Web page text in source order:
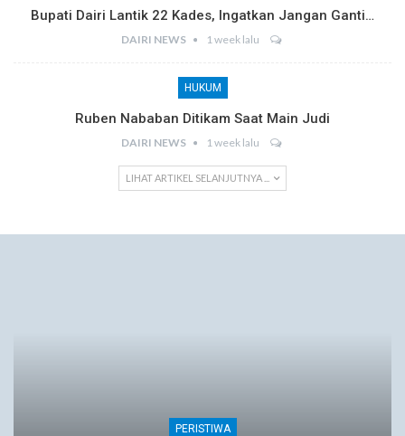
Bupati Dairi Lantik 22 Kades, Ingatkan Jangan Ganti…
DAIRI NEWS 1 week lalu
HUKUM
Ruben Nababan Ditikam Saat Main Judi
DAIRI NEWS 1 week lalu
LIHAT ARTIKEL SELANJUTNYA ...
PERISTIWA